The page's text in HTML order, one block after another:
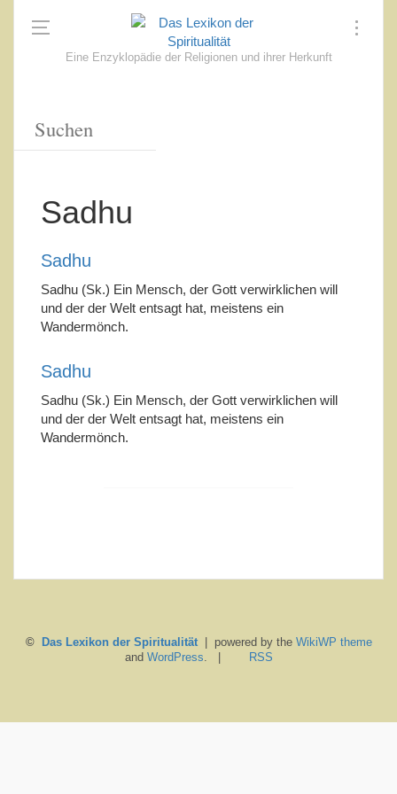
Eine Enzyklopädie der Religionen und ihrer Herkunft
Sadhu
Sadhu
Sadhu (Sk.) Ein Mensch, der Gott verwirklichen will
und der der Welt entsagt hat, meistens ein
Wandermönch.
Sadhu
Sadhu (Sk.) Ein Mensch, der Gott verwirklichen will
und der der Welt entsagt hat, meistens ein
Wandermönch.
© Das Lexikon der Spiritualität| powered by the WikiWP theme
and WordPress. | RSS